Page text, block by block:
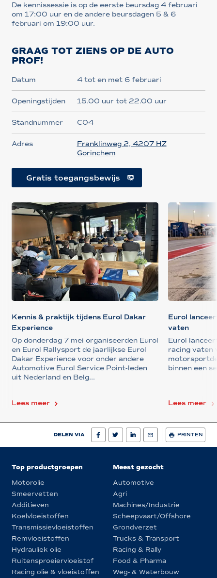
De kennissessie is op de eerste beursdag 4 februari
om 17:00 uur en de andere beursdagen 5 & 6
februari om 19:00 uur.
GRAAG TOT ZIENS OP DE AUTO
PROF!
Datum 4 tot en met 6 februari
Openingstijden 15.00 uur tot 22.00 uur
Standnummer C04
Adres
Franklinweg 2, 4207 HZ
Gorinchem
Gratis toegangsbewijs
Kennis & praktijk tijdens Eurol Dakar
Experience
Op donderdag 7 mei organiseerden Eurol
en Eurol Rallysport de jaarlijkse Eurol
Dakar Experience voor onder andere
Automotive Eurol Service Point-leden
uit Nederland en Belg...
Lees meer
Eurol
vaten
Eurol
racing vaten
binnen een
Lees meer
DELEN VIA PRINTEN
Top productgroepen
Motorolie
Smeervetten
Additieven
Koelvloeistoffen
Transmissievloeistoffen
Remvloeistoffen
Hydrauliek olie
Ruitensproeiervloeistof
Racing olie & vloeistoffen
Meest gezocht
Automotive
Agri
Machines/Industrie
Scheepvaart/Offshore
Grondverzet
Trucks & Transport
Racing & Rally
Food & Pharma
Weg- & Waterbouw